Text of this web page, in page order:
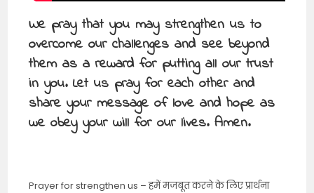
We pray that you may strengthen us to
overcome our challenges and see beyond
them as a reward for putting all our trust
in you. Let us pray for each other and
share your message of love and hope as
we obey your will for our lives. Amen.
Prayer for strengthen us – हमें मजबूत करने के लिए प्रार्थना